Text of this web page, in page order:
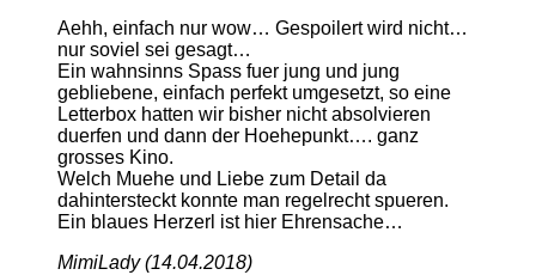
Aehh, einfach nur wow… Gespoilert wird nicht…
nur soviel sei gesagt…
Ein wahnsinns Spass fuer jung und jung
gebliebene, einfach perfekt umgesetzt, so eine
Letterbox hatten wir bisher nicht absolvieren
duerfen und dann der Hoehepunkt…. ganz
grosses Kino.
Welch Muehe und Liebe zum Detail da
dahintersteckt konnte man regelrecht spueren.
Ein blaues Herzerl ist hier Ehrensache…
MimiLady (14.04.2018)